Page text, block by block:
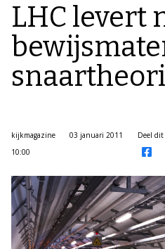
LHC levert
kijkmagazine
03 januari 2011
10:00
Deel